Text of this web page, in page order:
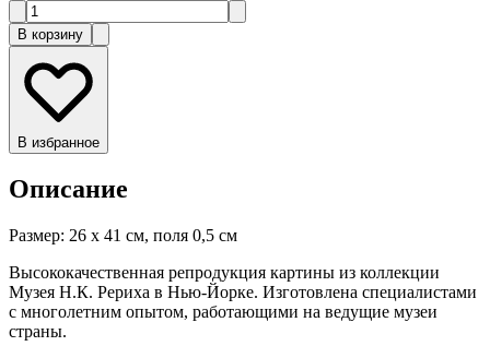
В корзину
В избранное
Описание
Размер: 26 х 41 см, поля 0,5 см
Высококачественная репродукция картины из коллекции
Музея Н.К. Рериха в Нью-Йорке. Изготовлена специалистами
с многолетним опытом, работающими на ведущие музеи
страны.